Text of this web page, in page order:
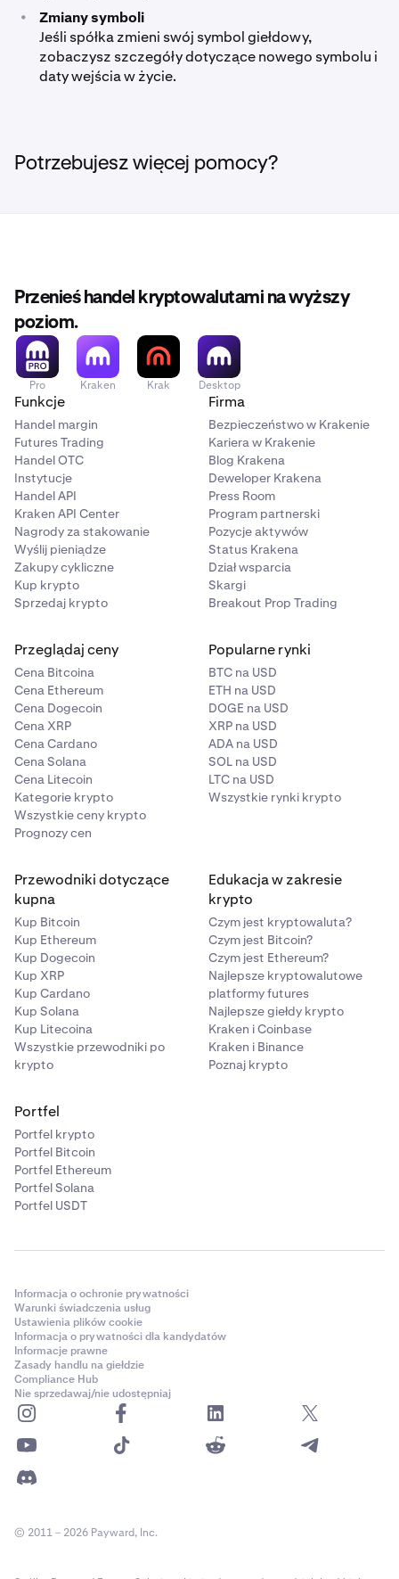
•
Zmiany symboli
Jeśli spółka zmieni swój symbol giełdowy,
zobaczysz szczegóły dotyczące nowego symbolu i
daty wejścia w życie.
Potrzebujesz więcej pomocy?
Przenieś handel kryptowalutami na wyższy
poziom.
Pro Kraken Krak Desktop
Funkcje
Handel margin
Futures Trading
Handel OTC
Instytucje
Handel API
Kraken API Center
Nagrody za stakowanie
Wyślij pieniądze
Zakupy cykliczne
Kup krypto
Sprzedaj krypto
Firma
Bezpieczeństwo w Krakenie
Kariera w Krakenie
Blog Krakena
Deweloper Krakena
Press Room
Program partnerski
Pozycje aktywów
Status Krakena
Dział wsparcia
Skargi
Breakout Prop Trading
Przeglądaj ceny
Cena Bitcoina
Cena Ethereum
Cena Dogecoin
Cena XRP
Cena Cardano
Cena Solana
Cena Litecoin
Kategorie krypto
Wszystkie ceny krypto
Prognozy cen
Popularne rynki
BTC na USD
ETH na USD
DOGE na USD
XRP na USD
ADA na USD
SOL na USD
LTC na USD
Wszystkie rynki krypto
Przewodniki dotyczące
kupna
Kup Bitcoin
Kup Ethereum
Kup Dogecoin
Kup XRP
Kup Cardano
Kup Solana
Kup Litecoina
Wszystkie przewodniki po
krypto
Edukacja w zakresie
krypto
Czym jest kryptowaluta?
Czym jest Bitcoin?
Czym jest Ethereum?
Najlepsze kryptowalutowe
platformy futures
Najlepsze giełdy krypto
Kraken i Coinbase
Kraken i Binance
Poznaj krypto
Portfel
Portfel krypto
Portfel Bitcoin
Portfel Ethereum
Portfel Solana
Portfel USDT
Informacja o ochronie prywatności
Warunki świadczenia usług
Ustawienia plików cookie
Informacja o prywatności dla kandydatów
Informacje prawne
Zasady handlu na giełdzie
Compliance Hub
Nie sprzedawaj/nie udostępniaj
© 2011 – 2026 Payward, Inc.